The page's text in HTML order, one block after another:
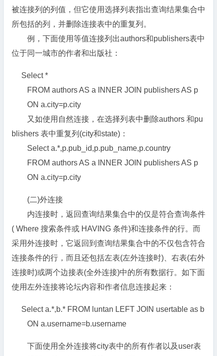
被连接列的列值，但它使用选择列表指出查询结果集合中
所包括的列，并删除连接表中的重复列。
例，下面使用等值连接列出authors和publishers表中
位于同一城市的作者和出版社：
Select *
FROM authors AS a INNER JOIN publishers AS p
ON a.city=p.city
又如使用自然连接，在选择列表中删除authors 和pu
blishers 表中重复列(city和state)：
Select a.*,p.pub_id,p.pub_name,p.country
FROM authors AS a INNER JOIN publishers AS p
ON a.city=p.city
(二)外连接
内连接时，返回查询结果集合中的仅是符合查询条件
( Where 搜索条件或 HAVING 条件)和连接条件的行。而
采用外连接时，它返回到查询结果集合中的不仅包含符合
连接条件的行，而且还包括左表(左外连接时)、右表(右外
连接时)或两个边接表(全外连接)中的所有数据行。如下面
使用左外连接将论坛内容和作者信息连接起来：
Select a.*,b.* FROM luntan LEFT JOIN usertable as b
ON a.username=b.username
下面使用全外连接将city表中的所有作者以及user表